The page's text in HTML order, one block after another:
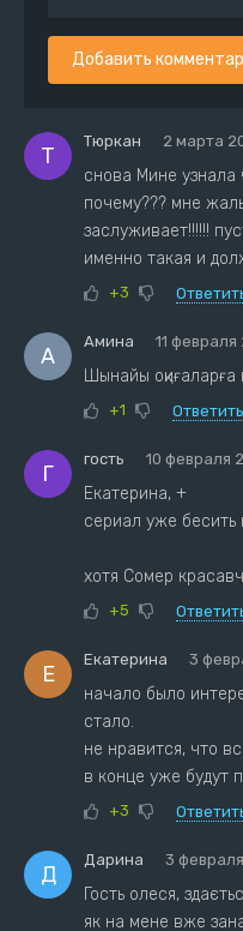
Добавить
Т
Тюркан 2 марта
снова Мине
почему??? мне
заслуживает!!!!!!
именно такая и
+3
А
Амина 11 февраля
Шынайы оқиғаларға
+1 Ответить
Г
гость 10 февраля
Екатерина, +
сериал уже бесить
хотя Сомер
+5
Е
Екатерина 3
начало было
стало.
не нравится, что
в конце уже будут
+3
Д
Дарина 3
Гость олеся,
як на мене вже